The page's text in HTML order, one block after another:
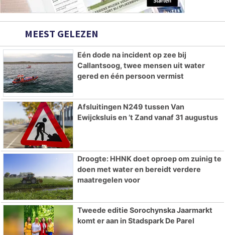
MEEST GELEZEN
Eén dode na incident op zee bij
Callantsoog, twee mensen uit water
gered en één persoon vermist
Afsluitingen N249 tussen Van
Ewijcksluis en ’t Zand vanaf 31 augustus
Droogte: HHNK doet oproep om zuinig te
doen met water en bereidt verdere
maatregelen voor
Tweede editie Sorochynska Jaarmarkt
komt er aan in Stadspark De Parel